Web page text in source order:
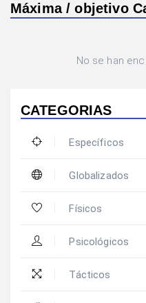
Máxima / objetivo
No se han
CATEGORIAS
Específicos
Globalizados
Físicos
Psicológicos
Tácticos